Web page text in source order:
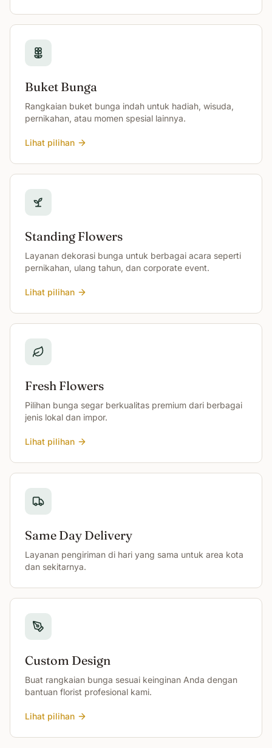
Buket Bunga
Rangkaian buket bunga indah untuk hadiah, wisuda,
pernikahan, atau momen spesial lainnya.
Lihat pilihan
Standing Flowers
Layanan dekorasi bunga untuk berbagai acara seperti
pernikahan, ulang tahun, dan corporate event.
Lihat pilihan
Fresh Flowers
Pilihan bunga segar berkualitas premium dari berbagai
jenis lokal dan impor.
Lihat pilihan
Same Day Delivery
Layanan pengiriman di hari yang sama untuk area kota
dan sekitarnya.
Custom Design
Buat rangkaian bunga sesuai keinginan Anda dengan
bantuan florist profesional kami.
Lihat pilihan